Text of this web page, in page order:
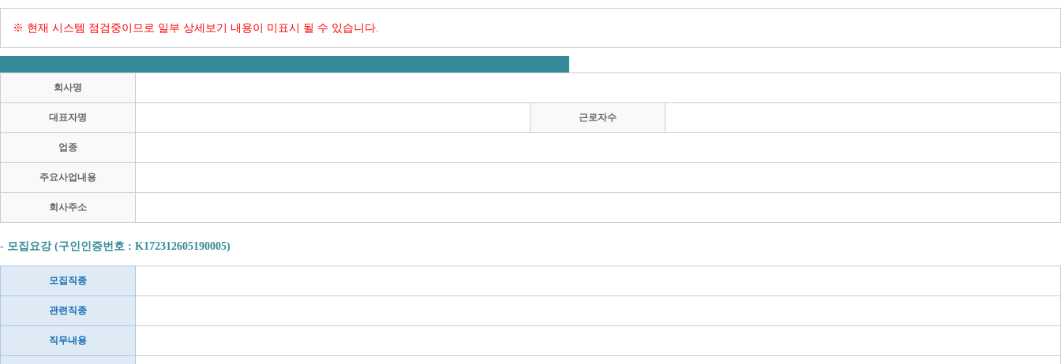
※ 현재 시스템 점검중이므로 일부 상세보기 내용이 미표시 될 수 있습니다.
회사명
대표자명 근로자수
업종
주요사업내용
회사주소
- 모집요강 (구인인증번호 : K172312605190005)
모집직종
관련직종
직무내용